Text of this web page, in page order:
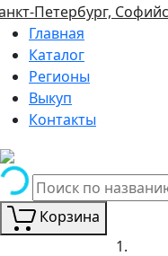
Петербург,
Главная
Каталог
Регионы
Выкуп
Контакты
Корзина